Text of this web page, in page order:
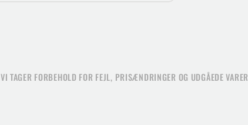
VI TAGER FORBEHOLD FOR FEJL, PRISÆNDRINGER OG UDGÅEDE VARER